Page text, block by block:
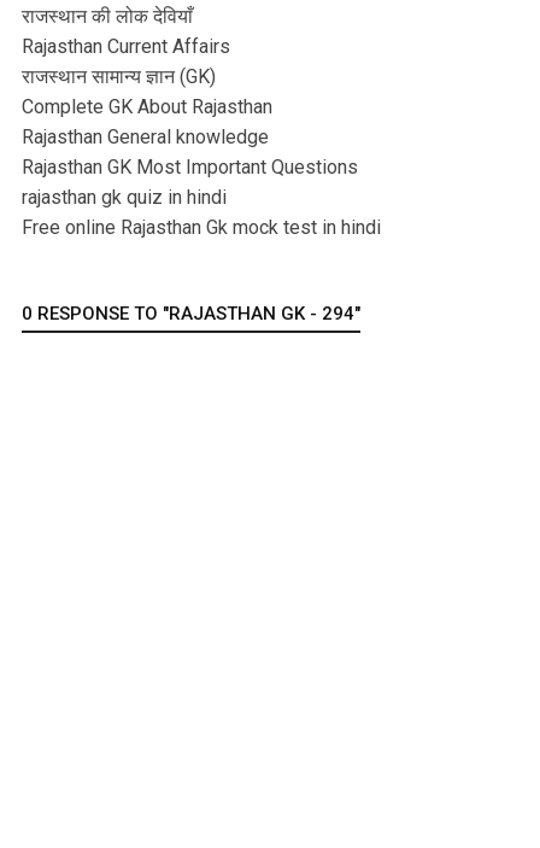
राजस्थान की लोक देवियाँ
Rajasthan Current Affairs
राजस्थान सामान्य ज्ञान (GK)
Complete GK About Rajasthan
Rajasthan General knowledge
Rajasthan GK Most Important Questions
rajasthan gk quiz in hindi
Free online Rajasthan Gk mock test in hindi
0 RESPONSE TO "RAJASTHAN GK - 294"